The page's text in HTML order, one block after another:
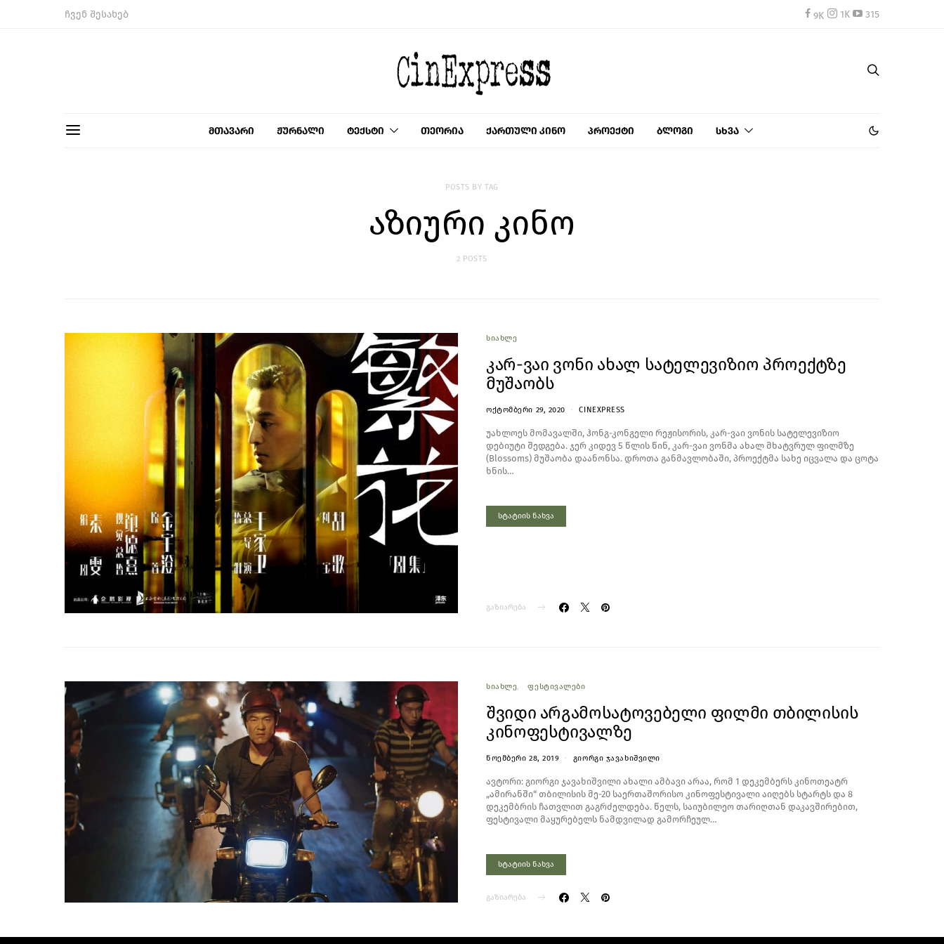
ჩვენ შესახებ 1K 315
მთავარი ჟურნალი ტექსტი თეორია ქართული კინო პროექტი ბლოგი სხვა
POSTS BY TAG
აზიური კინო
2 POSTS
ᲡᲘᲐᲮᲚᲔ
კარ-ვაი ვონი ახალ სატელევიზიო პროექტზე
მუშაობს
ᲝᲥᲢᲝᲛᲑᲔᲠᲘ 29, 2020 CINEXPRESS
უახლოეს მომავალში, ჰონგ-კონგელი რეჟისორის, კარ-ვაი ვონის სატელევიზიო
დებიუტი შედგება. ჯერ კიდევ 5 წლის წინ, კარ-ვაი ვონმა ახალ მხატვრულ ფილმზე
(Blossoms) მუშაობა დაანონსა. დროთა განმავლობაში, პროექტმა სახე იცვალა და ცოტა
ხნის…
სტატიის ნახვა
გაზიარება
ᲡᲘᲐᲮᲚᲔ ᲤᲔᲡᲢᲘᲕᲐᲚᲔᲑᲘ
შვიდი არგამოსატოვებელი ფილმი თბილისის
კინოფესტივალზე
ᲜᲝᲔᲛᲑᲔᲠᲘ 28, 2019 ᲒᲘᲝᲠᲒᲘ ᲯᲐᲕᲐᲮᲘᲨᲕᲘᲚᲘ
ავტორი: გიორგი ჯავახიშვილი ახალი ამბავი არაა, რომ 1 დეკემბერს კინოთეატრ
„ამირანში“ თბილისის მე-20 საერთაშორისო კინოფესტივალი აიღებს სტარტს და 8
დეკემბრის ჩათვლით გაგრძელდება. წელს, საიუბილეო თარიღთან დაკავშირებით,
ფესტივალი მაყურებელს ნამდვილად გამორჩეულ…
სტატიის ნახვა
გაზიარება